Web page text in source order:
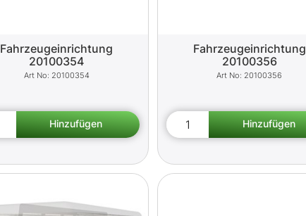
Fahrzeugeinrichtung
20100354
20100354
Fahrzeugeinrichtung
20100356
20100356